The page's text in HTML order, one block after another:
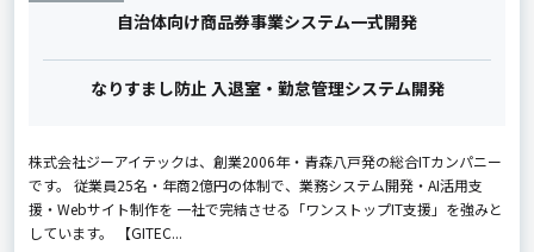
自治体向け商品券事業システム一式開発
なりすまし防止 入退室・勤怠管理システム開発
株式会社ジーアイテックは、創業2006年・青森八戸発の総合ITカンパニー
です。 従業員25名・年商2億円の体制で、業務システム開発・AI活用支
援・Webサイト制作を 一社で完結させる「ワンストップIT支援」を強みと
しています。 【GITEC...